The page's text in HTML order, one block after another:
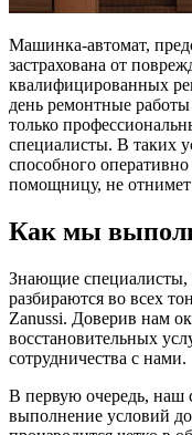
Машинка-автомат,
застрахована от
квалифицированных
день ремонтные
только
специалисты. В таких
способного
помощницу, не
Как мы
Знающие специалисты,
разбираются во всех
Zanussi. Доверив нам
восстановительных
сотрудничества с нами.
В первую очередь, наш
выполнение условий